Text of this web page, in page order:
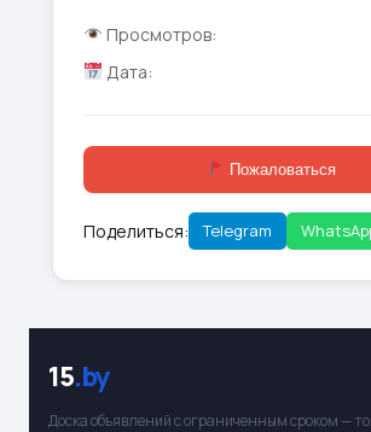
Просмотров:
Дата:
Пожаловаться
Поделиться: Telegram
15.by
Доска объявлений с ограниченным сроком —